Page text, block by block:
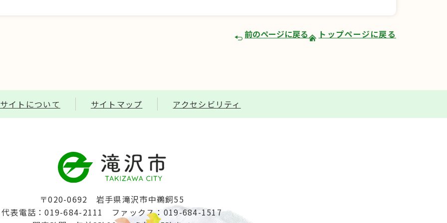
前のページに戻る トップページに戻る
イトについて サイトマップ アクセシビリティ
〒020-0692 岩手県滝沢市中鵜飼55
代表電話：019-684-2111 ファックス：019-684-1517